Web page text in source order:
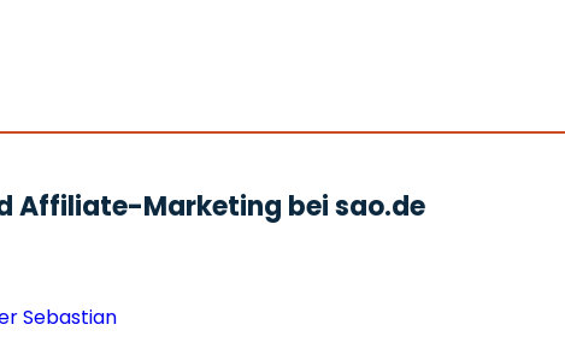
Affiliate-Marketing bei sao.de